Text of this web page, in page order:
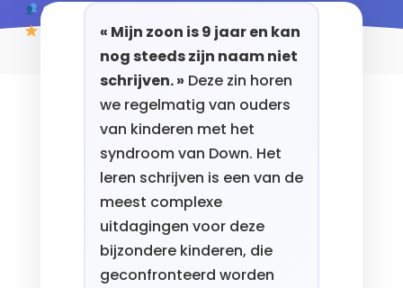
Ouders, opvoeders, therapeuten
4.8/5 (127 beoordelingen)
« Mijn zoon is 9 jaar en kan
nog steeds zijn naam niet
schrijven. » Deze zin horen
we regelmatig van ouders
van kinderen met het
syndroom van Down. Het
leren schrijven is een van de
meest complexe
uitdagingen voor deze
bijzondere kinderen, die
geconfronteerd worden